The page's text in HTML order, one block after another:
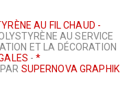
AU FIL CHAUD -
AU SERVICE
ET LA DÉCORATION
-*
SUPERNOVA GRAPHIK